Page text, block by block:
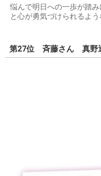
悩んで明日への一歩が踏
と心が勇気づけられるよう
第27位 斉藤さん 真野